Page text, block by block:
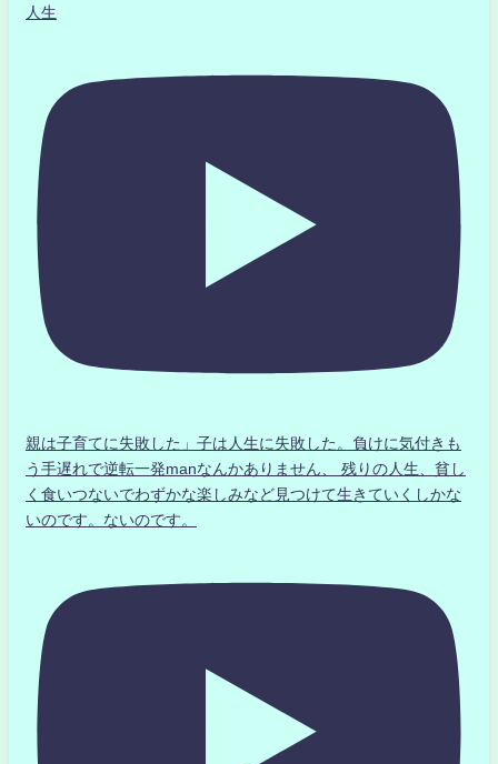
人生
親は子育てに失敗した」子は人生に失敗した。負けに気付きも
う手遅れで逆転一発manなんかありません、 残りの人生、貧し
く食いつないでわずかな楽しみなど見つけて生きていくしかな
いのです。ないのです。